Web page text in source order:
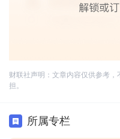
财联社声明：文章内容仅供参考
担。
所属专栏